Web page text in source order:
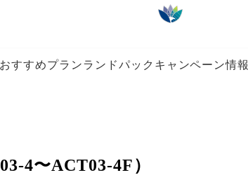
おすすめプランランドパック キャンペーン情報
4〜ACT03-4F）